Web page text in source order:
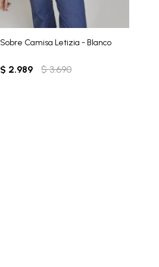
Sobre Camisa Letizia - Blanco
$ 2.989 $ 3.690